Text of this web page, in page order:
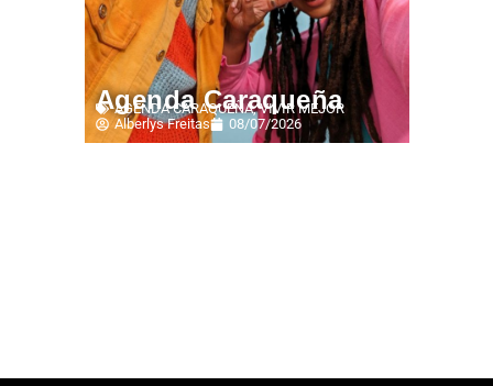
Agenda Caraqueña
AGENDA CARAQUEÑA,VIVIR MEJOR
Alberlys Freitas
08/07/2026